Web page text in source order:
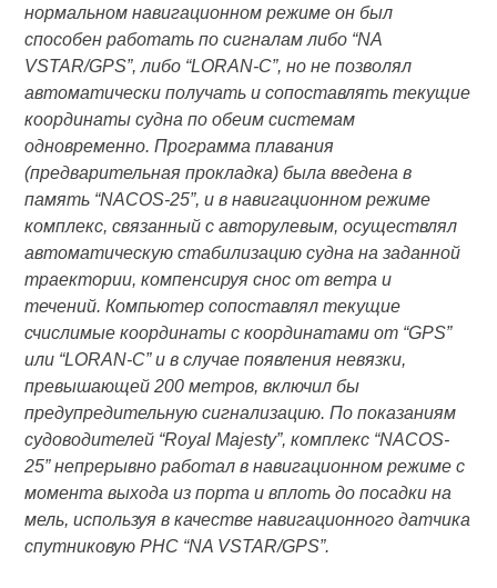
нормальном навигационном режиме он был
способен работать по сигналам либо “NA
VSTAR/GPS”, либо “LORAN-C”, но не позволял
автоматически получать и сопоставлять текущие
координаты судна по обеим системам
одновременно. Программа плавания
(предварительная прокладка) была введена в
память “NACOS-25”, и в навигационном режиме
комплекс, связанный с авторулевым, осуществлял
автоматическую стабилизацию судна на заданной
траектории, компенсируя снос от ветра и
течений. Компьютер сопоставлял текущие
счислимые координаты с координатами от “GPS”
или “LORAN-C” и в случае появления невязки,
превышающей 200 метров, включил бы
предупредительную сигнализацию. По показаниям
судоводителей “Royal Majesty”, комплекс “NACOS-
25” непрерывно работал в навигационном режиме с
момента выхода из порта и вплоть до посадки на
мель, используя в качестве навигационного датчика
спутниковую РНС “NA VSTAR/GPS”.